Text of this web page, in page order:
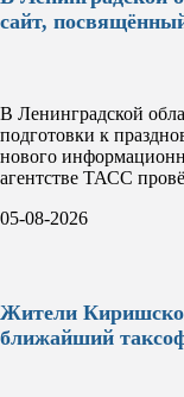
сайт,
В Ленинградской
подготовки к
нового
агентстве ТАСС
05-08-2026
Жители
ближайший